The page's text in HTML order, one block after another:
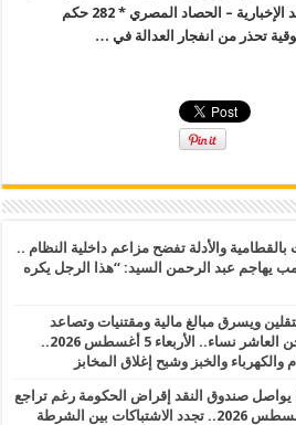
في تأمين القمح شبكة المرصد الإخبارية – الحصاد المصري * 282 حكم
تحذر من انفجار العدالة في …
بالقطامية والأدلة تفضح مزاعم داخلية النظام ..
أغسطس 2026.. ترامب يهاجم عبد الرحمن السيد: “هذا الرجل يكره
ويسرق مبالغ مالية ومقتنيات وتصاعد
الانتهاكات ضد المعتقلات في سجن العاشر نساء.. الأربعاء 5 أغسطس 2026..
والخبز وشبح إغلاق المخابز
يواصل صندوق النقد إقراض الحكومة رغم تراجع
مؤشرات الاقتصاد؟.. الثلاثاء 4 أغسطس 2026.. تجدد الاشتباكات بين الشرطة